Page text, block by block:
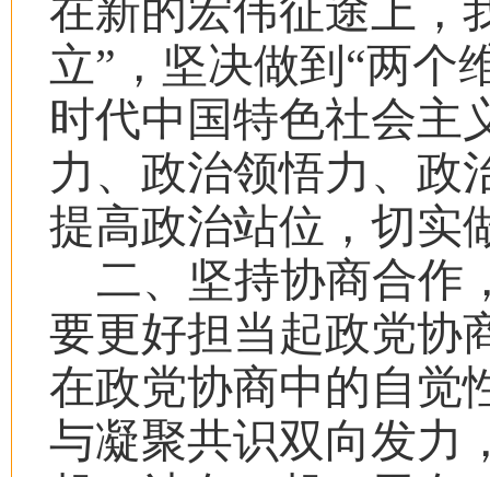
在新的宏伟征途上，
立”，坚决做到“两个
时代中国特色社会主
力、政治领悟力、政
提高政治站位，切实
二、坚持协商合作
要更好担当起政党协
在政党协商中的自觉
与凝聚共识双向发力